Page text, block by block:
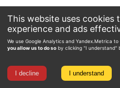
This website uses cookies
experience and ads
We use Google Analytics and Yandex.Metrica
you allow us to do so by clicking "I understand"
I decline I understand
Oxidationstilstand